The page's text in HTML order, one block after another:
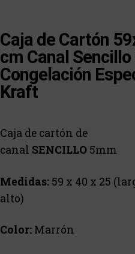
Caja de Cartón
cm Canal
Congelación
Kraft
Caja de cartón de
canal SENCILLO5mm
Medidas:59 x 40 x 25
alto)
Color:Marrón